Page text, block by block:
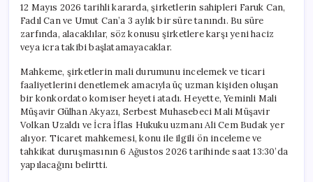
12 Mayıs 2026 tarihli kararda, şirketlerin sahipleri Faruk Can,
Fadıl Can ve Umut Can’a 3 aylık bir süre tanındı. Bu süre
zarfında, alacaklılar, söz konusu şirketlere karşı yeni haciz
veya icra takibi başlatamayacaklar.
Mahkeme, şirketlerin mali durumunu incelemek ve ticari
faaliyetlerini denetlemek amacıyla üç uzman kişiden oluşan
bir konkordato komiser heyeti atadı. Heyette, Yeminli Mali
Müşavir Gülhan Akyazı, Serbest Muhasebeci Mali Müşavir
Volkan Uzaldı ve İcra İflas Hukuku uzmanı Ali Cem Budak yer
alıyor. Ticaret mahkemesi, konu ile ilgili ön inceleme ve
tahkikat duruşmasının 6 Ağustos 2026 tarihinde saat 13:30’da
yapılacağını belirtti.